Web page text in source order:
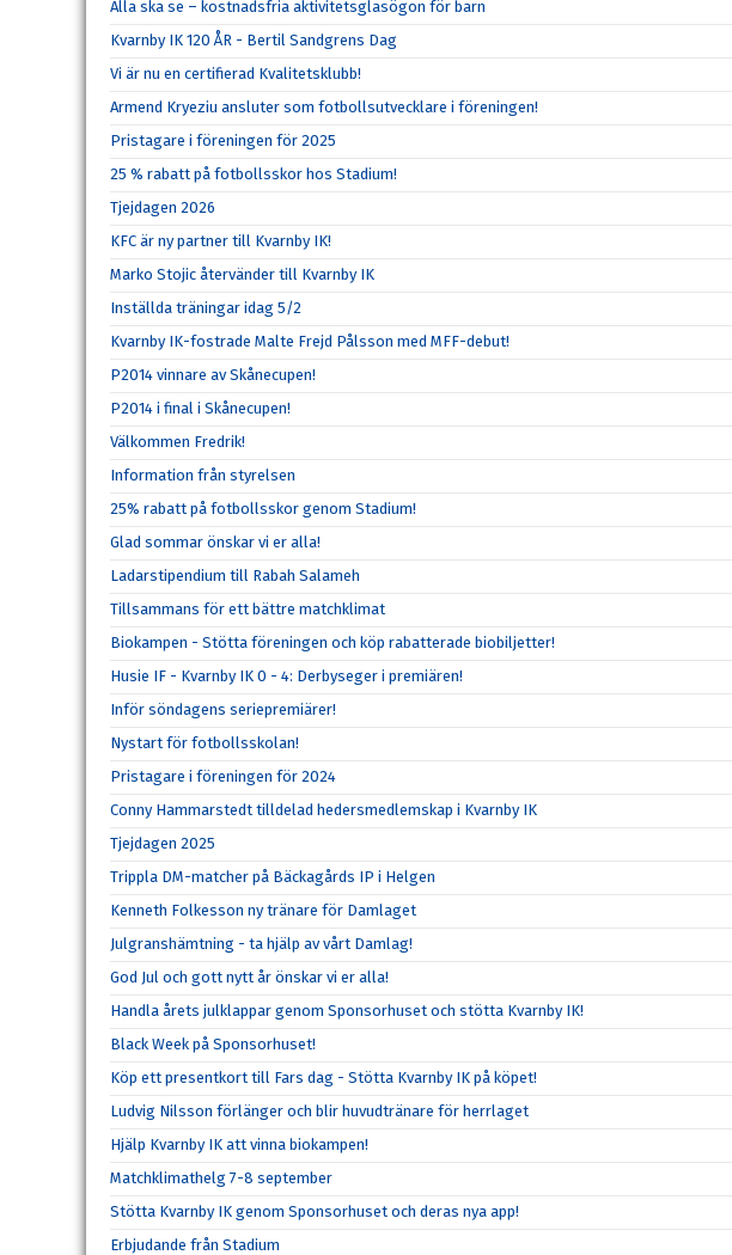
Alla ska se – kostnadsfria aktivitetsglasögon för barn
Kvarnby IK 120 ÅR - Bertil Sandgrens Dag
Vi är nu en certifierad Kvalitetsklubb!
Armend Kryeziu ansluter som fotbollsutvecklare i föreningen!
Pristagare i föreningen för 2025
25 % rabatt på fotbollsskor hos Stadium!
Tjejdagen 2026
KFC är ny partner till Kvarnby IK!
Marko Stojic återvänder till Kvarnby IK
Inställda träningar idag 5/2
Kvarnby IK-fostrade Malte Frejd Pålsson med MFF-debut!
P2014 vinnare av Skånecupen!
P2014 i final i Skånecupen!
Välkommen Fredrik!
Information från styrelsen
25% rabatt på fotbollsskor genom Stadium!
Glad sommar önskar vi er alla!
Ladarstipendium till Rabah Salameh
Tillsammans för ett bättre matchklimat
Biokampen - Stötta föreningen och köp rabatterade biobiljetter!
Husie IF - Kvarnby IK 0 - 4: Derbyseger i premiären!
Inför söndagens seriepremiärer!
Nystart för fotbollsskolan!
Pristagare i föreningen för 2024
Conny Hammarstedt tilldelad hedersmedlemskap i Kvarnby IK
Tjejdagen 2025
Trippla DM-matcher på Bäckagårds IP i Helgen
Kenneth Folkesson ny tränare för Damlaget
Julgranshämtning - ta hjälp av vårt Damlag!
God Jul och gott nytt år önskar vi er alla!
Handla årets julklappar genom Sponsorhuset och stötta Kvarnby IK!
Black Week på Sponsorhuset!
Köp ett presentkort till Fars dag - Stötta Kvarnby IK på köpet!
Ludvig Nilsson förlänger och blir huvudtränare för herrlaget
Hjälp Kvarnby IK att vinna biokampen!
Matchklimathelg 7-8 september
Stötta Kvarnby IK genom Sponsorhuset och deras nya app!
Erbjudande från Stadium